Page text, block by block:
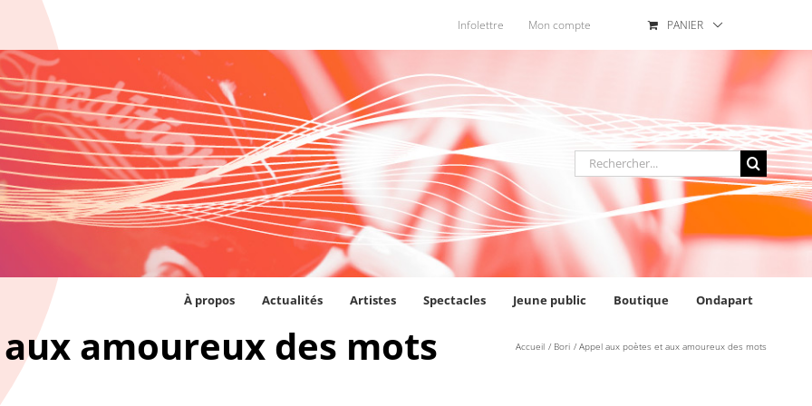
Infolettre Mon compte PANIER
Rechercher
:
À propos Actualités Artistes Spectacles Jeune public Boutique Ondapart
amoureux des mots Accueil Bori Appel aux poètes et aux amoureux des mots